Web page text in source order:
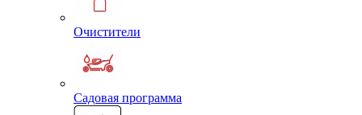
Очистители
Садовая программа